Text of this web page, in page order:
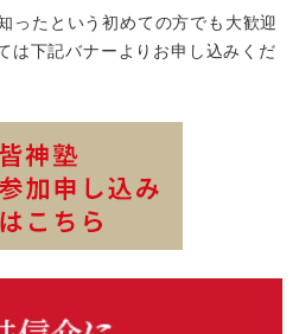
ったという初めての方でも大歓迎
は下記バナーよりお申し込みくだ